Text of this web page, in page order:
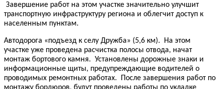
Завершение работ на этом участке значительно улучшит
транспортную инфраструктуру региона и облегчит доступ к
населенным пунктам.
Автодорога «подъезд к селу Дружба» (5,6 км). На этом
участке уже проведена расчистка полосы отвода, начат
монтаж бортового камня. Установлены дорожные знаки и
информационные щиты, предупреждающие водителей о
проводимых ремонтных работах. После завершения работ по
монтажу бордюров, будут проведены работы по укладке